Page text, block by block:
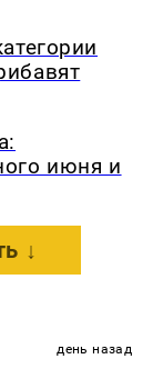
июня и
↓
день назад